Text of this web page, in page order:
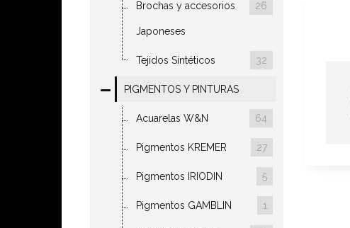
Brochas y accesorios
Japoneses
26
Tejidos Sintéticos 32
PIGMENTOS Y PINTURAS
Acuarelas W&N 64
Pigmentos KREMER 27
Pigmentos IRIODIN 5
Pigmentos GAMBLIN 1